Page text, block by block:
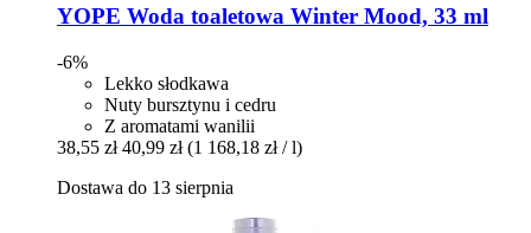
YOPE Woda toaletowa Winter Mood, 33 ml
-6%
Lekko słodkawa
Nuty bursztynu i cedru
Z aromatami wanilii
38,55 zł 40,99 zł (1 168,18 zł / l)
Dostawa do 13 sierpnia